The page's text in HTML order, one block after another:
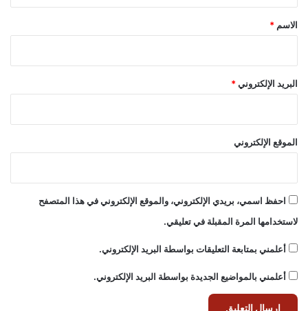
*
الاسم *
البريد الإلكتروني*
الموقع الإلكتروني
احفظ اسمي، بريدي الإلكتروني، والموقع الإلكتروني في هذا المتصفح
لاستخدامها المرة المقبلة في تعليقي.
أعلمني بمتابعة التعليقات بواسطة البريد الإلكتروني.
أعلمني بالمواضيع الجديدة بواسطة البريد الإلكتروني.